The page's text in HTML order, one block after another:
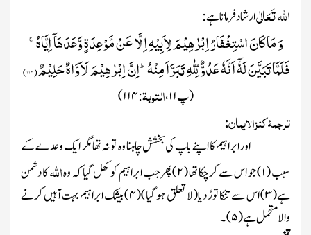
اللہتَعَالٰیارشاد فرماتا ہے :
وَ مَا كَانَ اسْتِغْفَارُ اِبْرٰهِیْمَ لِاَبِیْهِ اِلَّا عَنْ مَّوْعِدَةٍ وَّعَدَهَاۤ اِیَّاهُۚ-
فَلَمَّا تَبَیَّنَ لَهٗۤ اَنَّهٗ عَدُوٌّ لِّلّٰهِ تَبَرَّاَ مِنْهُؕ-اِنَّ اِبْرٰهِیْمَ لَاَوَّاهٌ حَلِیْمٌ(۱۱۴)
(پ۱۱،التوبۃ:۱۱۴)
ترجمۂ کنزالایمان:
اور ابراہیم کا اپنے باپ کی بخشش چاہنا وہ تو نہ تھامگر ایک وعدے کے
سبب(۱) جو اس سے کرچکا تھا(۲) پھرجب ابراہیم کو کھل گیا کہ وہاللہکا دشمن
ہے(۳) اس سے تنکا توڑ دیا(لا تعلق ہو گیا)(۴) بیشک ابراہیم بہت آہیں کرنے
والا متحمل ہے(۵) ۔